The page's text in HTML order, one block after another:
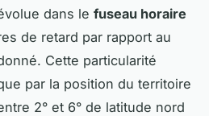
dans le fuseau horaire
de retard par rapport au
Cette particularité
par la position du territoire
2° et 6° de latitude nord